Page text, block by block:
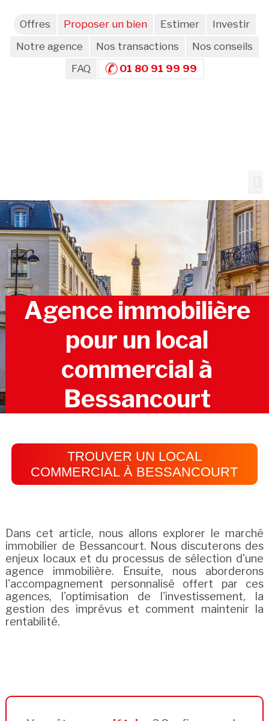
Offres Proposer un bien Estimer
Investir
Notre agence
Nos transactions
Nos conseils
FAQ
01 80 91 99 99
Agence immobilière
pour un local
commercial à
Bessancourt
TROUVER UN LOCAL
COMMERCIAL À BESSANCOURT
Dans cet article, nous allons explorer le marché
immobilier de Bessancourt. Nous discuterons des
enjeux locaux et du processus de sélection d'une
agence immobilière. Ensuite, nous aborderons
l'accompagnement personnalisé offert par ces
agences, l'optimisation de l'investissement, la
gestion des imprévus et comment maintenir la
rentabilité.